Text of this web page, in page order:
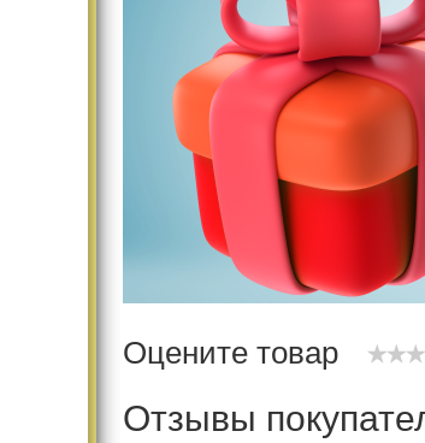
Оцените товар
Отзывы